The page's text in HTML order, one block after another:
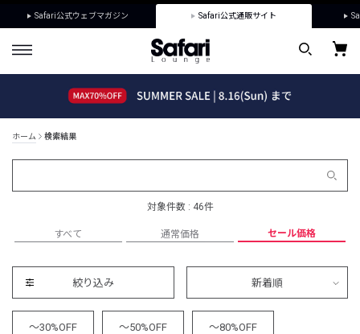
Safari公式ウェブマガジン Safari公式通販サイト
ホーム 検索結果
対象件数 : 46件
すべて 通常価格 セール価格
絞り込み 新着順
～30%OFF ～50%OFF ～80%OFF